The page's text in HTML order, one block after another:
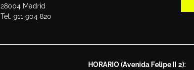
28004 Madrid
Tel. 911 904 820
HORARIO (Avenida Felipe II 2):